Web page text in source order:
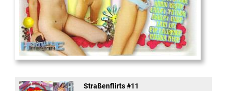
And Confused #8 - ...
Straßenflirts #11